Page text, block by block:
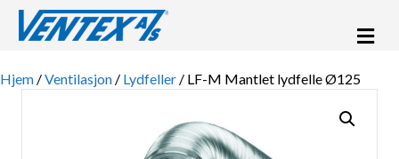
Hjem /Ventilasjon / Lydfeller / LF-M Mantlet lydfelle Ø125